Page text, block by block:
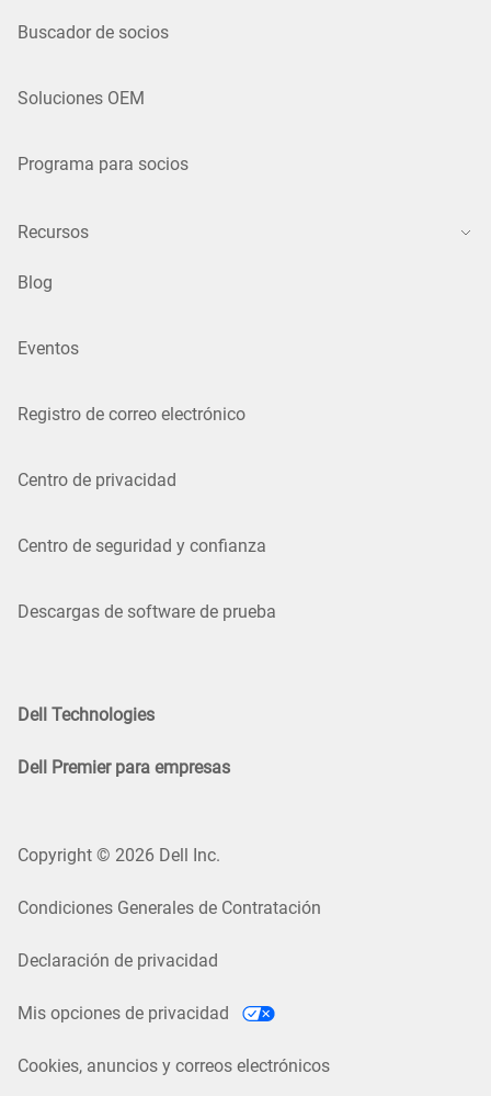
Buscador de socios
Soluciones OEM
Programa para socios
Recursos
Blog
Eventos
Registro de correo electrónico
Centro de privacidad
Centro de seguridad y confianza
Descargas de software de prueba
Dell Technologies
Dell Premier para empresas
Copyright © 2026 Dell Inc.
Condiciones Generales de Contratación
Declaración de privacidad
Mis opciones de privacidad
Cookies, anuncios y correos electrónicos